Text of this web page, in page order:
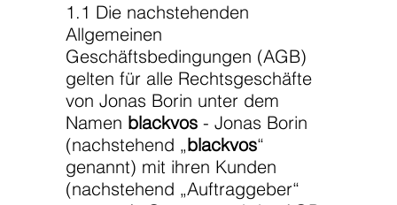
1.1 Die nachstehenden
Allgemeinen
Geschäftsbedingungen (AGB)
gelten für alle Rechtsgeschäfte
von Jonas Borin unter dem
Namen blackvos - Jonas Borin
(nachstehend „blackvos“
genannt) mit ihren Kunden
(nachstehend „Auftraggeber“